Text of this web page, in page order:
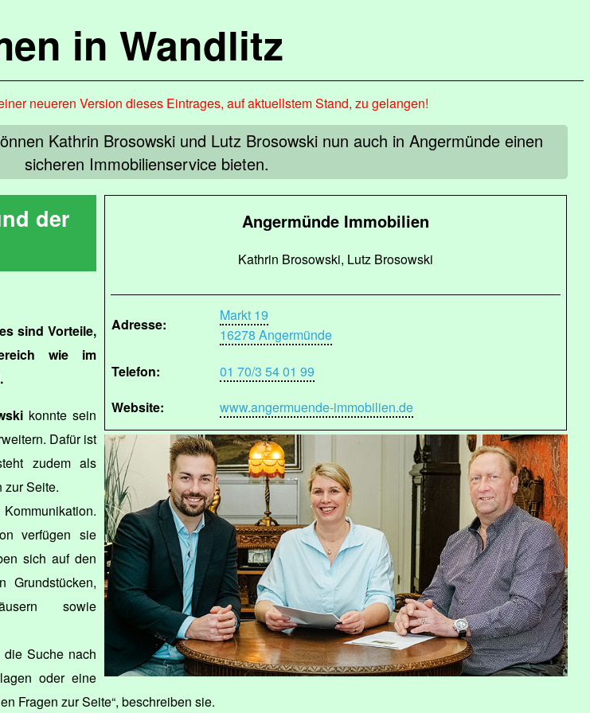
in Wandlitz
neueren Version dieses Eintrages, auf aktuellstem Stand, zu gelangen!
Kathrin Brosowski und Lutz Brosowski nun auch in Angermünde einen
sicheren Immobilienservice bieten.
Angermünde Immobilien
Kathrin Brosowski, Lutz Brosowski
Adresse:
Markt 19
16278 Angermünde
Telefon:
01 70/3 54 01 99
Website:
www.angermuende-immobilien.de
der
sind Vorteile,
wie im
konnte sein
Dafür ist
zudem als
zur Seite.
verfügen sie
sich auf den
Grundstücken,
sowie
die Suche nach
oder eine
Fragen zur Seite“, beschreiben sie.